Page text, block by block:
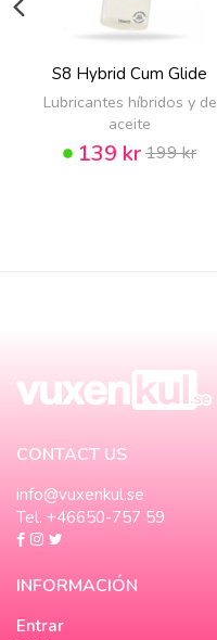
S8 Hybrid Cum Glide
Lubricantes híbridos y de
aceite
139 kr199 kr
CONTACT US
info@vuxenkul.se
Tel. +46650-757 59
INFORMACIÓN
Entrar